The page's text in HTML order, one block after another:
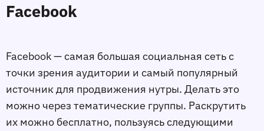
Facebook
Facebook — самая большая социальная сеть с
точки зрения аудитории и самый популярный
источник для продвижения нутры. Делать это
можно через тематические группы. Раскрутить
их можно бесплатно, пользуясь следующими